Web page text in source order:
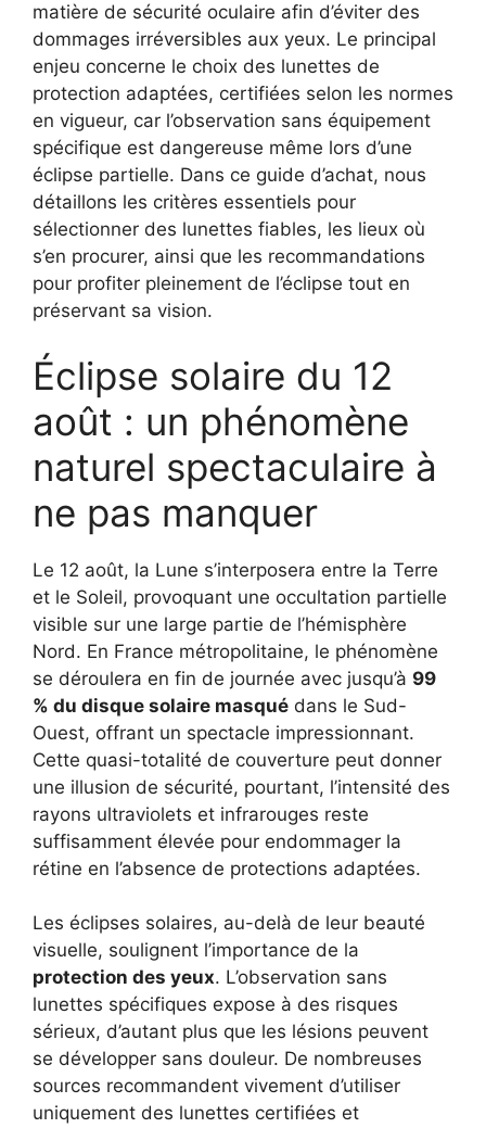
matière de sécurité oculaire afin d’éviter des
dommages irréversibles aux yeux. Le principal
enjeu concerne le choix des lunettes de
protection adaptées, certifiées selon les normes
en vigueur, car l’observation sans équipement
spécifique est dangereuse même lors d’une
éclipse partielle. Dans ce guide d’achat, nous
détaillons les critères essentiels pour
sélectionner des lunettes fiables, les lieux où
s’en procurer, ainsi que les recommandations
pour profiter pleinement de l’éclipse tout en
préservant sa vision.
Éclipse solaire du 12
août : un phénomène
naturel spectaculaire à
ne pas manquer
Le 12 août, la Lune s’interposera entre la Terre
et le Soleil, provoquant une occultation partielle
visible sur une large partie de l’hémisphère
Nord. En France métropolitaine, le phénomène
se déroulera en fin de journée avec jusqu’à 99
% du disque solaire masqué dans le Sud-
Ouest, offrant un spectacle impressionnant.
Cette quasi-totalité de couverture peut donner
une illusion de sécurité, pourtant, l’intensité des
rayons ultraviolets et infrarouges reste
suffisamment élevée pour endommager la
rétine en l’absence de protections adaptées.
Les éclipses solaires, au-delà de leur beauté
visuelle, soulignent l’importance de la
protection des yeux. L’observation sans
lunettes spécifiques expose à des risques
sérieux, d’autant plus que les lésions peuvent
se développer sans douleur. De nombreuses
sources recommandent vivement d’utiliser
uniquement des lunettes certifiées et